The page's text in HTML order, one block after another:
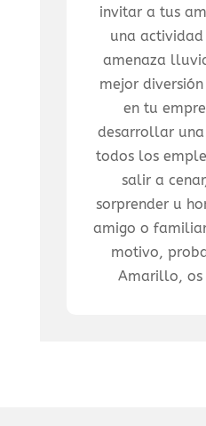
invitar a tus
una
amenaza
mejor
en tu
desarrollar
todos los
salir a
sorprender u
amigo o
motivo,
Amarillo, os